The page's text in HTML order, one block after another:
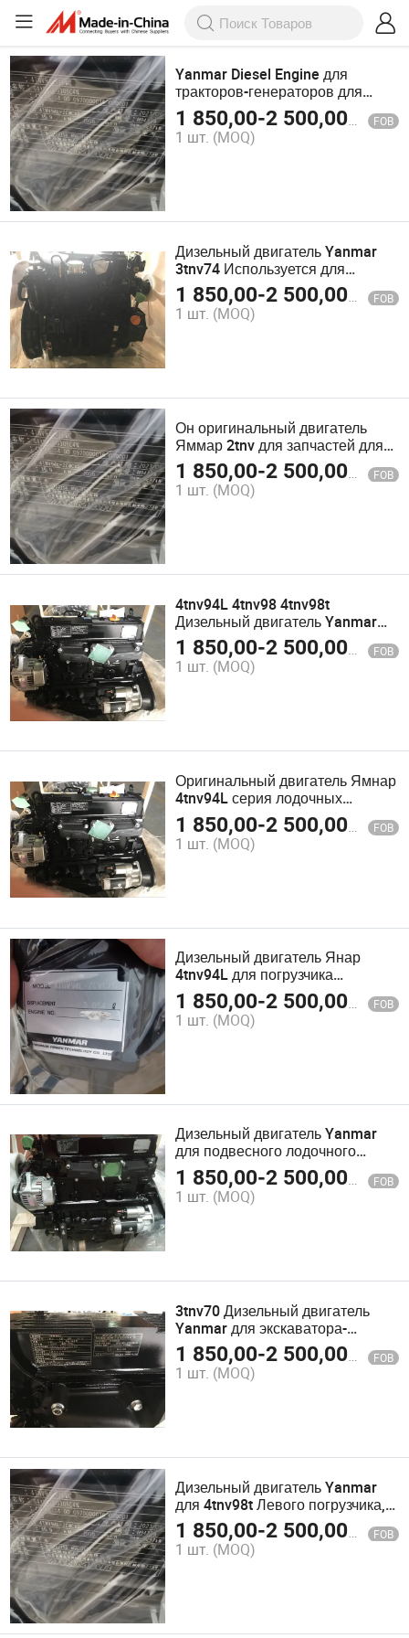
Yanmar Diesel Engine для
тракторов-генераторов для
вилочных погрузчиков 3tnv88
Цена двигателя Yanmar
Запасные части для дизельных
1 850,00-2 500,00$ FOB
1 шт. (MOQ)
Дизельный двигатель Yanmar
3tnv74 Используется для
тракторов Дизельный двигатель
Получить цену дизельного
двигателя Yanmar
1 850,00-2 500,00$ FOB
1 шт. (MOQ)
Он оригинальный двигатель
Яммар 2tnv для запчастей для
экскаваторов
1 850,00-2 500,00$ FOB
1 шт. (MOQ)
4tnv94L 4tnv98 4tnv98t
Дизельный двигатель Yanmar
для экскаватора с захватом,
генератора, тракторов, морской,
цена, промышленный
1 850,00-2 500,00$ FOB
1 шт. (MOQ)
Оригинальный двигатель Ямнар
4tnv94L серия лодочных
двигателей поставка запчастей
для мотоциклов
1 850,00-2 500,00$ FOB
1 шт. (MOQ)
Дизельный двигатель Янар
4tnv94L для погрузчика
экскаватора газонокосилки цена
дизельного двигателя Янар
1 850,00-2 500,00$ FOB
1 шт. (MOQ)
Дизельный двигатель Yanmar
для подвесного лодочного
мотора 4tne98 Генератор для
погрузчика Тракторы Цена
1 850,00-2 500,00$ FOB
1 шт. (MOQ)
3tnv70 Дизельный двигатель
Yanmar для экскаватора-
погрузчика Цена дизельного
двигателя Yanmar
1 850,00-2 500,00$ FOB
1 шт. (MOQ)
Дизельный двигатель Yanmar
для 4tnv98t Левого погрузчика,
цена дизельного двигателя
Yanmar, запчасти для
дизельного двигателя Yanmar
1 850,00-2 500,00$ FOB
1 шт. (MOQ)